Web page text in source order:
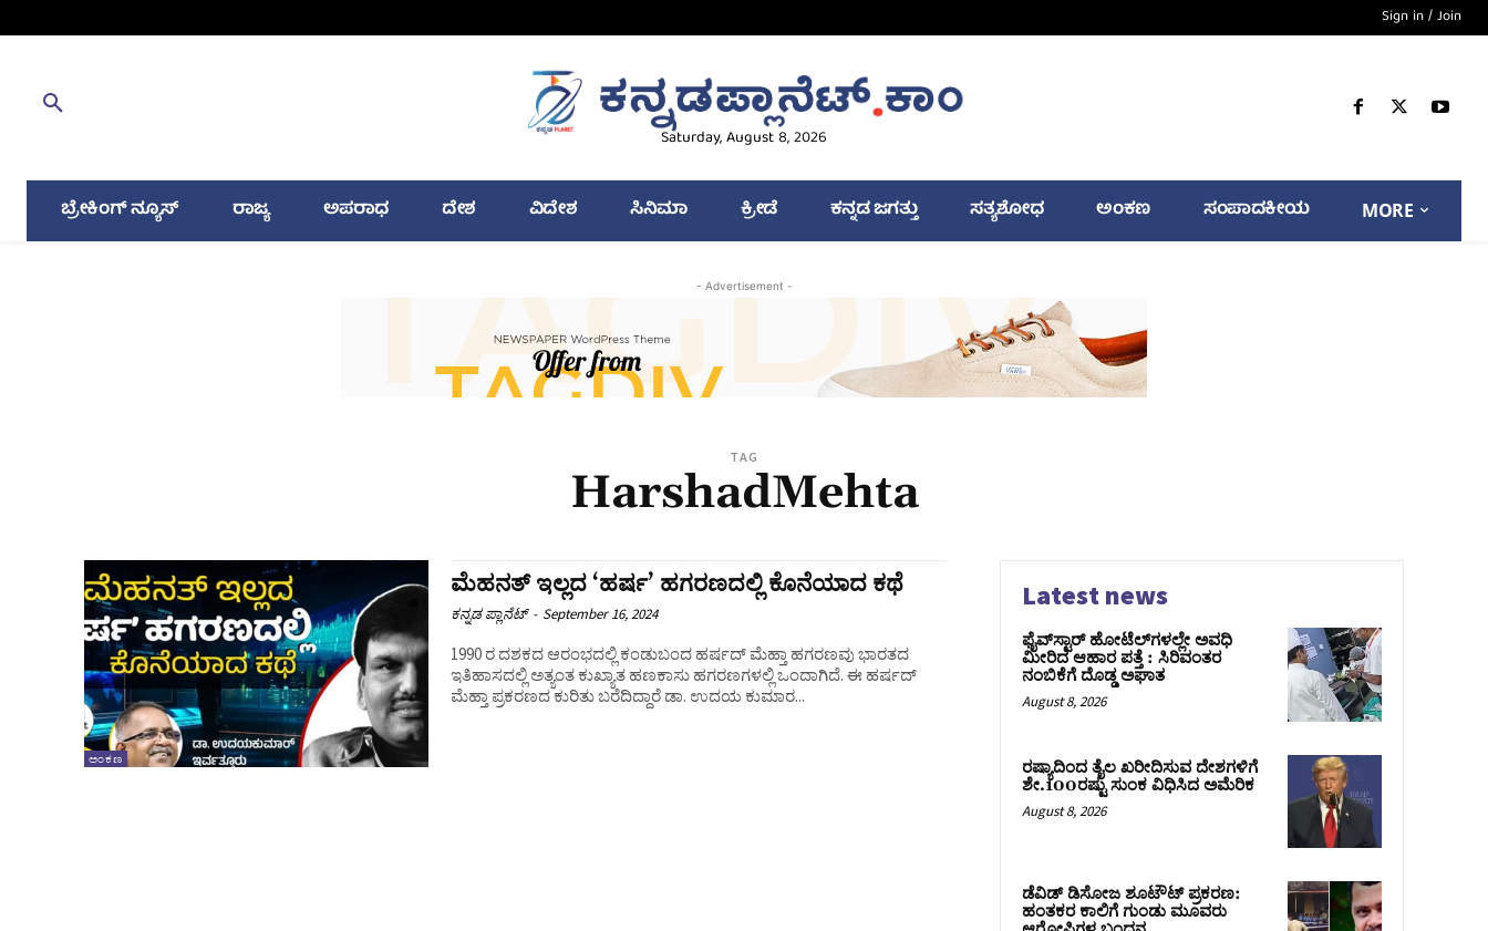
Sign in / Join
Saturday, August 8, 2026
ಬ್ರೇಕಿಂಗ್ ನ್ಯೂಸ್ ರಾಜ್ಯ ಅಪರಾಧ ದೇಶ ವಿದೇಶ ಸಿನಿಮಾ ಕ್ರೀಡೆ ಕನ್ನಡ ಜಗತ್ತು ಸತ್ಯಶೋಧ ಅಂಕಣ ಸಂಪಾದಕೀಯ MORE
- Advertisement -
TAG
HarshadMehta
ಅಂಕಣ
ಮೆಹನತ್ ಇಲ್ಲದ ‘ಹರ್ಷ’ ಹಗರಣದಲ್ಲಿ ಕೊನೆಯಾದ ಕಥೆ
ಕನ್ನಡ ಪ್ಲಾನೆಟ್ - September 16, 2024
1990 ರ ದಶಕದ ಆರಂಭದಲ್ಲಿ ಕಂಡುಬಂದ ಹರ್ಷದ್ ಮೆಹ್ತಾ ಹಗರಣವು ಭಾರತದ
ಇತಿಹಾಸದಲ್ಲಿ ಅತ್ಯಂತ ಕುಖ್ಯಾತ ಹಣಕಾಸು ಹಗರಣಗಳಲ್ಲಿ ಒಂದಾಗಿದೆ. ಈ ಹರ್ಷದ್‌
ಮೆಹ್ತಾ ಪ್ರಕರಣದ ಕುರಿತು ಬರೆದಿದ್ದಾರೆ ಡಾ. ಉದಯ ಕುಮಾರ...
Latest news
ಫೈವ್‌ಸ್ಟಾರ್ ಹೋಟೆಲ್‌ಗಳಲ್ಲೇ ಅವಧಿ
ಮೀರಿದ ಆಹಾರ ಪತ್ತೆ : ಸಿರಿವಂತರ
ನಂಬಿಕೆಗೆ ದೊಡ್ಡ ಅಘಾತ
August 8, 2026
ರಷ್ಯಾದಿಂದ ತೈಲ ಖರೀದಿಸುವ ದೇಶಗಳಿಗೆ
ಶೇ.100ರಷ್ಟು ಸುಂಕ ವಿಧಿಸಿದ ಅಮೆರಿಕ
August 8, 2026
ಡೆವಿಡ್ ಡಿಸೋಜ ಶೂಟೌಟ್ ಪ್ರಕರಣ:
ಹಂತಕರ ಕಾಲಿಗೆ ಗುಂಡು ಮೂವರು